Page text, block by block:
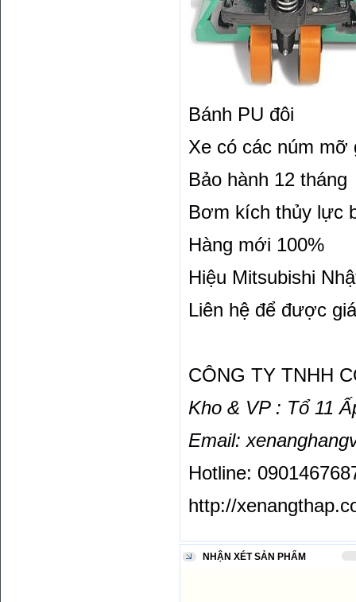
Bánh PU đôi
Xe có các núm mỡ
Bảo hành 12 tháng
Bơm kích thủy lực
Hàng mới 100%
Hiệu Mitsubishi
Liên hệ để được
CÔNG TY TNHH
Kho & VP : Tổ 11
Email:
Hotline:
http://
NHẬN XÉT SẢN PHẨM